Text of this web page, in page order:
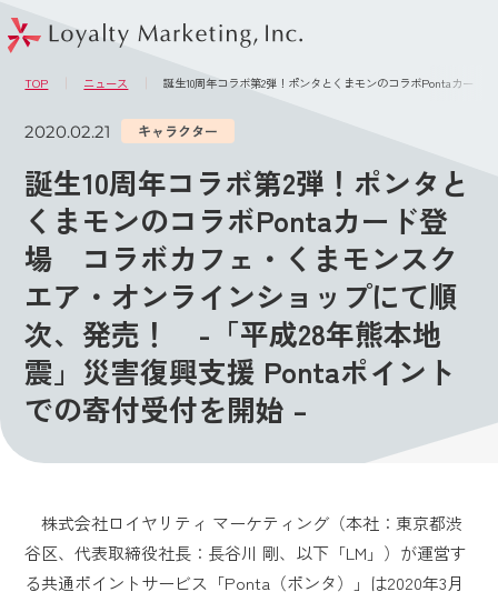
TOP ニュース 誕生10周年コラボ第2弾！ポンタとくまモンのコラボPontaカー
2020.02.21 キャラクター
誕生10周年コラボ第2弾！ポンタと
くまモンのコラボPontaカード登
場 コラボカフェ・くまモンスク
エア・オンラインショップにて順
次、発売！ -「平成28年熊本地
震」災害復興支援 Pontaポイント
での寄付受付を開始 –
株式会社ロイヤリティ マーケティング（本社：東京都渋
谷区、代表取締役社長：長谷川 剛、以下「LM」）が運営す
る共通ポイントサービス「Ponta（ポンタ）」は2020年3月